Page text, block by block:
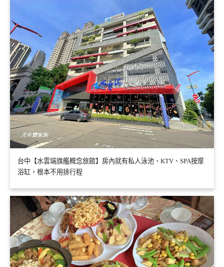
台中【水雲端旗艦概念旅館】房內就有私人泳池、KTV、SPA按摩
浴缸，根本不用排行程